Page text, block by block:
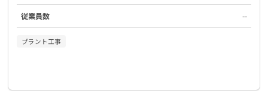
従業員数 --
プラント工事